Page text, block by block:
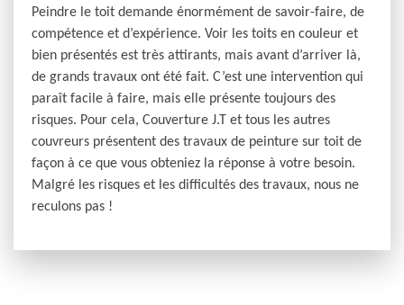
Peindre le toit demande énormément de savoir-faire, de
compétence et d’expérience. Voir les toits en couleur et
bien présentés est très attirants, mais avant d’arriver là,
de grands travaux ont été fait. C’est une intervention qui
paraît facile à faire, mais elle présente toujours des
risques. Pour cela, Couverture J.T et tous les autres
couvreurs présentent des travaux de peinture sur toit de
façon à ce que vous obteniez la réponse à votre besoin.
Malgré les risques et les difficultés des travaux, nous ne
reculons pas !